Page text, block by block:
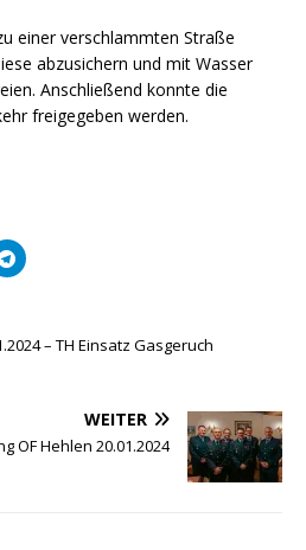
einer verschlammten Straße
abzusichern und mit Wasser
Anschließend konnte die
freigegeben werden.
– TH Einsatz Gasgeruch
WEITER
OF Hehlen 20.01.2024